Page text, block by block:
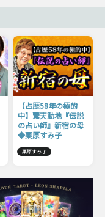
【占歴58年の極的
中】驚天動地『伝説
の占い師』新宿の母
◆栗原すみ子
栗原すみ子